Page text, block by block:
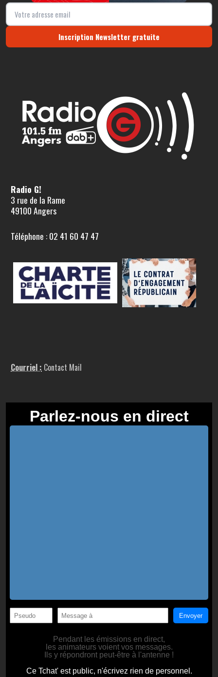
Inscription Newsletter gratuite
Radio G!
3 rue de la Rame
49100 Angers
Téléphone : 02 41 60 47 47
Courriel : Contact Mail